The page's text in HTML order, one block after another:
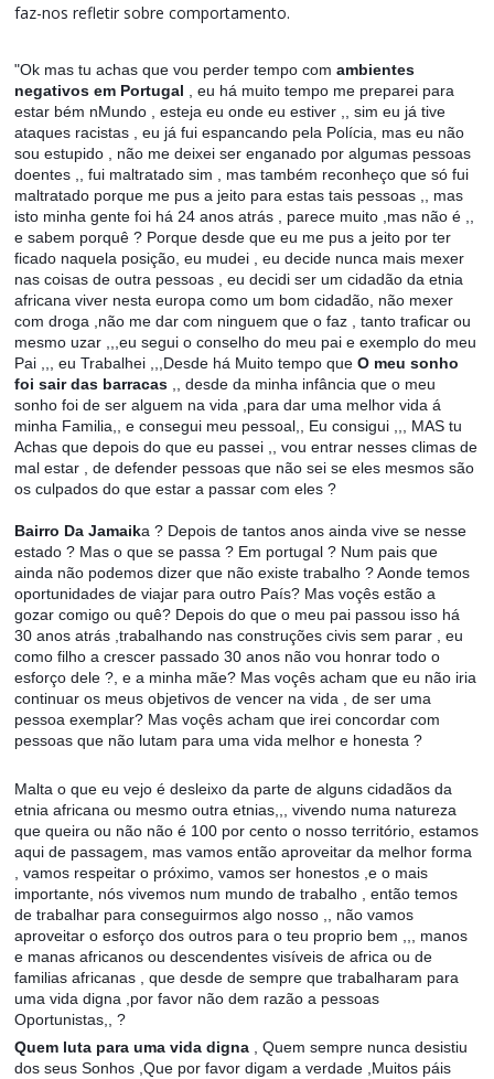
faz-nos refletir sobre comportamento.
"Ok mas tu achas que vou perder tempo comambientes
negativos em Portugal , eu há muito tempo me preparei para
estar bém nMundo , esteja eu onde eu estiver ,, sim eu já tive
ataques racistas , eu já fui espancando pela Polícia, mas eu não
sou estupido , não me deixei ser enganado por algumas pessoas
doentes ,, fui maltratado sim , mas também reconheço que só fui
maltratado porque me pus a jeito para estas tais pessoas ,, mas
isto minha gente foi há 24 anos atrás , parece muito ,mas não é ,,
e sabem porquê ? Porque desde que eu me pus a jeito por ter
ficado naquela posição, eu mudei , eu decide nunca mais mexer
nas coisas de outra pessoas , eu decidi ser um cidadão da etnia
africana viver nesta europa como um bom cidadão, não mexer
com droga ,não me dar com ninguem que o faz , tanto traficar ou
mesmo uzar ,,,eu segui o conselho do meu pai e exemplo do meu
Pai ,,, eu Trabalhei ,,,Desde há Muito tempo queO meu sonho
foi sair das barracas ,, desde da minha infância que o meu
sonho foi de ser alguem na vida ,para dar uma melhor vida á
minha Familia,, e consegui meu pessoal,, Eu consigui ,,, MAS tu
Achas que depois do que eu passei ,, vou entrar nesses climas de
mal estar , de defender pessoas que não sei se eles mesmos são
os culpados do que estar a passar com eles ?
Bairro Da Jamaika ? Depois de tantos anos ainda vive se nesse
estado ? Mas o que se passa ? Em portugal ? Num pais que
ainda não podemos dizer que não existe trabalho ? Aonde temos
oportunidades de viajar para outro País? Mas voçês estão a
gozar comigo ou quê? Depois do que o meu pai passou isso há
30 anos atrás ,trabalhando nas construções civis sem parar , eu
como filho a crescer passado 30 anos não vou honrar todo o
esforço dele ?, e a minha mãe? Mas voçês acham que eu não iria
continuar os meus objetivos de vencer na vida , de ser uma
pessoa exemplar? Mas voçês acham que irei concordar com
pessoas que não lutam para uma vida melhor e honesta ?
Malta o que eu vejo é desleixo da parte de alguns cidadãos da
etnia africana ou mesmo outra etnias,,, vivendo numa natureza
que queira ou não não é 100 por cento o nosso território, estamos
aqui de passagem, mas vamos então aproveitar da melhor forma
, vamos respeitar o próximo, vamos ser honestos ,e o mais
importante, nós vivemos num mundo de trabalho , então temos
de trabalhar para conseguirmos algo nosso ,, não vamos
aproveitar o esforço dos outros para o teu proprio bem ,,, manos
e manas africanos ou descendentes visíveis de africa ou de
familias africanas , que desde de sempre que trabalharam para
uma vida digna ,por favor não dem razão a pessoas
Oportunistas,, ?
Quem luta para uma vida digna , Quem sempre nunca desistiu
dos seus Sonhos ,Que por favor digam a verdade ,Muitos páis